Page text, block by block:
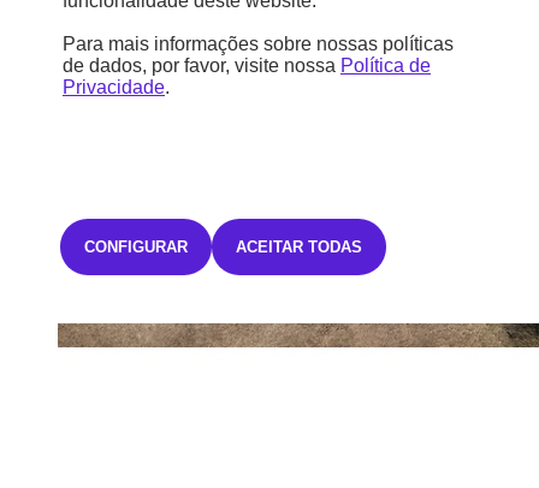
Para mais informações sobre nossas políticas
de dados, por favor, visite nossa Política de
Privacidade.
CONFIGURAR ACEITAR TODAS